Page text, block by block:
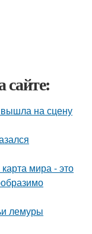
сайте:
на сцену
мира - это
лемуры